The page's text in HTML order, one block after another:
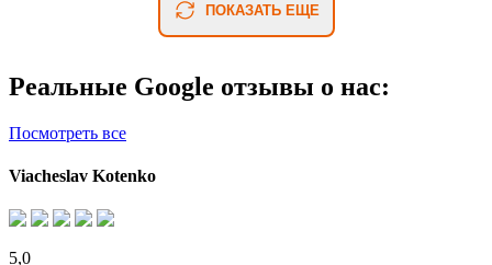
ПОКАЗАТЬ ЕЩЕ
Реальные Google отзывы о нас:
Посмотреть все
Viacheslav Kotenko
5,0